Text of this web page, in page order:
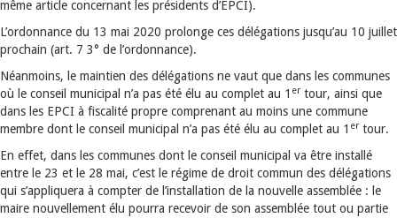
même article concernant les présidents d’EPCI).
L’ordonnance du 13 mai 2020 prolonge ces délégations jusqu’au 10 juillet
prochain (art. 7 3° de l’ordonnance).
Néanmoins, le maintien des délégations ne vaut que dans les communes
où le conseil municipal n’a pas été élu au complet au 1 er tour, ainsi que
dans les EPCI à fiscalité propre comprenant au moins une commune
membre dont le conseil municipal n’a pas été élu au complet au 1 er tour.
En effet, dans les communes dont le conseil municipal va être installé
entre le 23 et le 28 mai, c’est le régime de droit commun des délégations
qui s’appliquera à compter de l’installation de la nouvelle assemblée : le
maire nouvellement élu pourra recevoir de son assemblée tout ou partie